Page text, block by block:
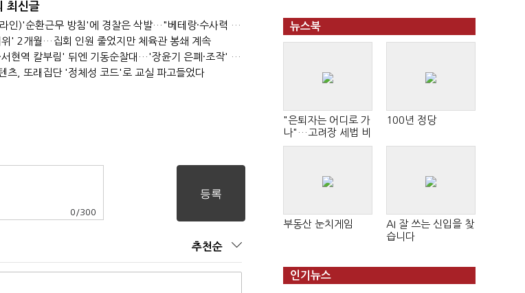
최신글
(폴리스라인)'순환근무 방침'에 경찰은 삭발…"베테랑·수사력 보강 먼저"
' 2개월…집회 인원 줄었지만 체육관 봉쇄 계속
'신림동·서현역 칼부림' 뒤엔 기동순찰대…'장윤기 은폐·조작' 후엔 내부비리수사대
츠, 또래집단 '정체성 코드'로 교실 파고들었다
0 /300
추천순
뉴스북
"은퇴자는 어디로 가
나"…고려장 세법 비
판 확산
100년 정당
부동산 눈치게임
AI 잘 쓰는 신입을 찾
습니다
인기뉴스